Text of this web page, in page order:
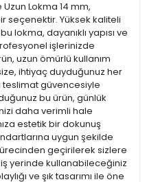
Uzun Lokma 14 mm,
seçenektir. Yüksek kaliteli
lokma, dayanıklı yapısı ve
işlerinizde
uzun ömürlü kullanım
ihtiyaç duyduğunuz her
teslimat güvencesiyle
bu ürün, günlük
daha verimli hale
estetik bir dokunuş
uygun şekilde
geçirilerek sizlere
iş yerinde kullanabileceğiniz
ve şık tasarımı ile öne